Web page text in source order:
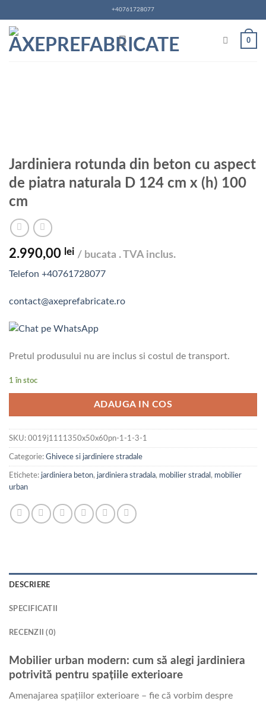
to
content
+40761728077
0
Jardiniera rotunda din beton cu aspect
de piatra naturala D 124 cm x (h) 100
cm
2.990,00 lei / bucata . TVA inclus.
Telefon +40761728077
contact@axeprefabricate.ro
Pretul produsului nu are inclus si costul de transport.
1 în stoc
ADAUGA IN COS
SKU: 0019j1111350x50x60pn-1-1-3-1
Categorie: Ghivece si jardiniere stradale
Etichete: jardiniera beton, jardiniera stradala, mobilier stradal , mobilier
urban
DESCRIERE
SPECIFICATII
RECENZII (0)
Mobilier urban modern: cum să alegi jardiniera
potrivită pentru spațiile exterioare
Amenajarea spațiilor exterioare – fie că vorbim despre